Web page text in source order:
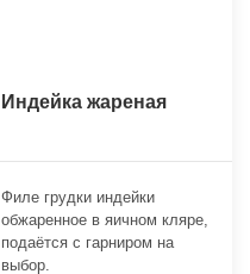
Индейка жареная
Филе грудки индейки
обжаренное в яичном кляре,
подаётся с гарниром на
выбор.